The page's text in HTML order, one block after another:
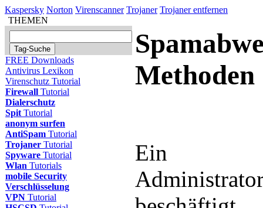
Kaspersky Norton Virenscanner Trojaner Trojaner entfernen
THEMEN
FREE Downloads
Antivirus Lexikon
Virenschutz Tutorial
Firewall Tutorial
Dialerschutz
Spit Tutorial
anonym surfen
AntiSpam Tutorial
Trojaner Tutorial
Spyware Tutorial
Wlan Tutorials
mobile Security
Verschlüsselung
VPN Tutorial
Methoden
Ein